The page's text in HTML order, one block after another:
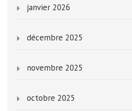
janvier 2026
décembre 2025
novembre 2025
octobre 2025